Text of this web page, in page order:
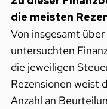
die meisten
Von insgesamt
untersuchten
die jeweiligen
Rezensionen weist
Anzahl an